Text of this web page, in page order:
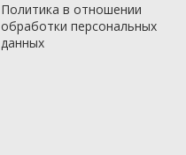
Политика в отношении
обработки персональных
данныx